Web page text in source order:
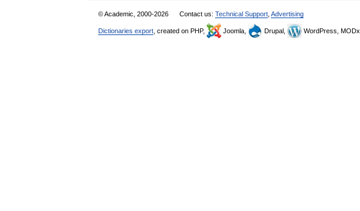
© Academic, 2000-2026 Contact us: Technical Support Advertising
Dictionaries export , created on PHP, Joomla, Drupal, WordPress, MODx.